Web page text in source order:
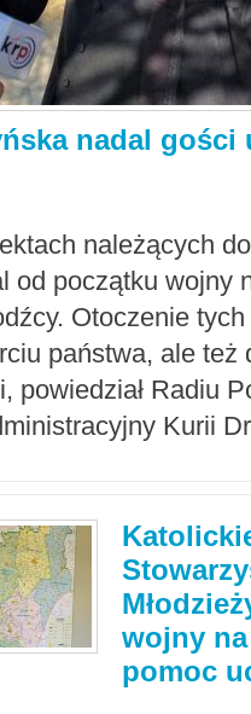
nadal gości
należących
od początku wojny
Otoczenie
państwa, ale też
powiedział Radiu
Kurii
wojny
pomoc